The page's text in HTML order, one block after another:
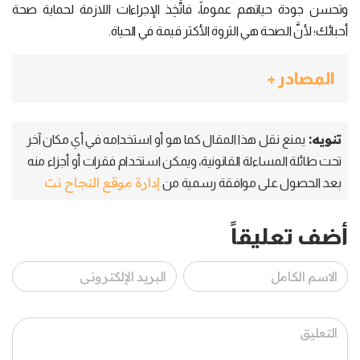
وتحسن جودة حياتهم عموماً، فاتَّخِذ الإجراءات اللازمة لحماية صحة
أحبائك؛ لأنَّ الصحة هي الثروة الأكثر قيمة في الحياة.
المصادر +
تنويه: يمنع نقل هذا المقال كما هو أو استخدامه في أي مكان آخر
تحت طائلة المساءلة القانونية، ويمكن استخدام فقرات أو أجزاء منه
بعد الحصول على موافقة رسمية من إدارة موقع النجاح نت
أضف تعليقاً